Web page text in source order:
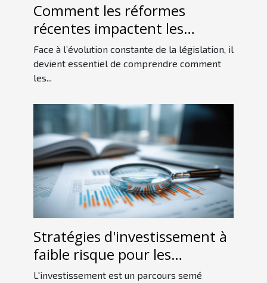
Comment les réformes
récentes impactent les
charges sociales en SASU ?
Face à l’évolution constante de la législation, il
devient essentiel de comprendre comment
les...
Stratégies d'investissement à
faible risque pour les
débutants en 2023
L'investissement est un parcours semé